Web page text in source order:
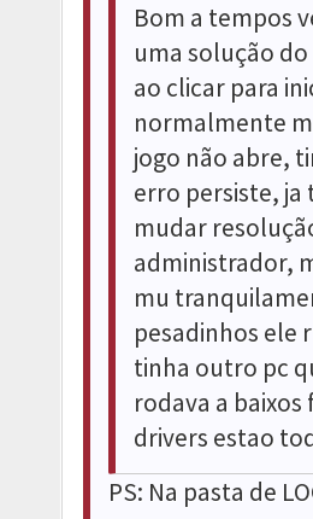
Bom a tempos
uma solução
ao clicar para
normalmente
jogo não abre,
erro persiste,
mudar
administrador,
mu
pesadinhos ele
tinha outro pc
rodava a
drivers estao
PS: Na pasta de